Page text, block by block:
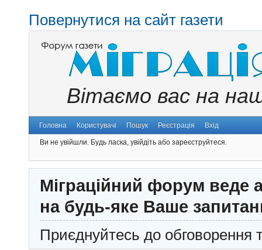
Повернутися на сайт газети
Вітаємо вас на
Головна Користувачі Пошук Реєстрація Вхід
Ви не увійшли. Будь ласка, увійдіть або зареєструйтеся.
Міграційний форум веде
на будь-яке Ваше
Приєднуйтесь до обговорення